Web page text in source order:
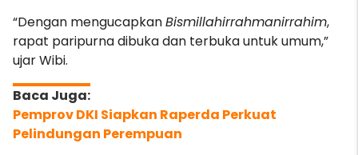
“Dengan mengucapkanBismillahirrahmanirrahim,
rapat paripurna dibuka dan terbuka untuk umum,”
ujar Wibi.
Pemprov DKI Siapkan Raperda Perkuat
Pelindungan Perempuan